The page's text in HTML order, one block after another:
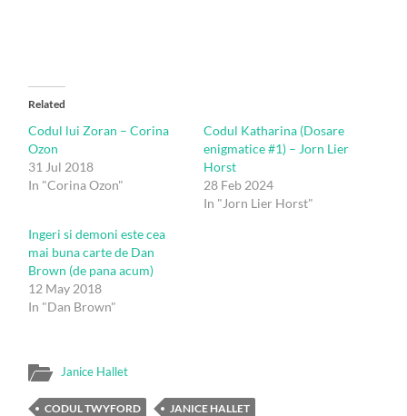
Related
Codul lui Zoran – Corina
Ozon
31 Jul 2018
In "Corina Ozon"
Codul Katharina (Dosare
enigmatice #1) – Jorn Lier
Horst
28 Feb 2024
In "Jorn Lier Horst"
Ingeri si demoni este cea
mai buna carte de Dan
Brown (de pana acum)
12 May 2018
In "Dan Brown"
Janice Hallet
CODUL TWYFORD JANICE HALLET